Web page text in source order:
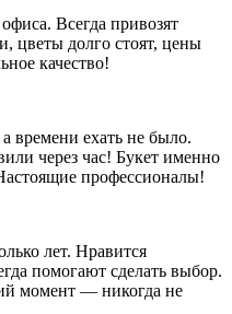
Всегда привозят
цветы долго стоят, цены
качество!
времени ехать не было.
через час! Букет именно
профессионалы!
лет. Нравится
помогают сделать выбор.
момент — никогда не